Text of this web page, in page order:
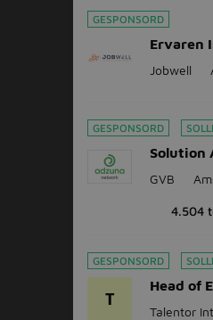
GESPONSORD
Ervaren
Jobwell
GESPONSORD
Solution
GVB
4.504
GESPONSORD
T
Head of
Talentor